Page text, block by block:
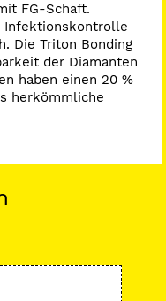
FG-Schaft.
Infektionskontrolle
Die Triton Bonding
der Diamanten
haben einen 20 %
herkömmliche